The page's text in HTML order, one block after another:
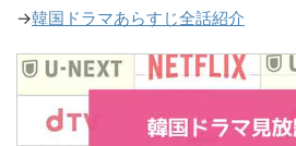
→韓国ドラマあらすじ全話紹介